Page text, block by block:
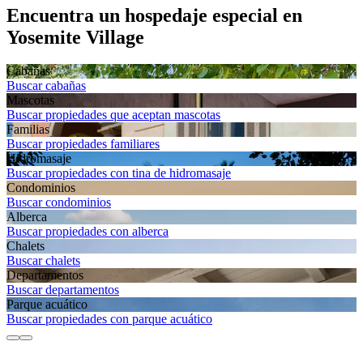
Encuentra un hospedaje especial en
Yosemite Village
Cabañas
Buscar cabañas
Mascotas
Buscar propiedades que aceptan mascotas
Familias
Buscar propiedades familiares
Hidromasaje
Buscar propiedades con tina de hidromasaje
Condominios
Buscar condominios
Alberca
Buscar propiedades con alberca
Chalets
Buscar chalets
Departa­mentos
Buscar departamentos
Parque acuático
Buscar propiedades con parque acuático